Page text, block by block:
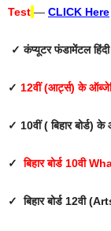
Test — CLICK Here
✓ कंप्यूटर फंडामेंटल
✓ 12वीं (आर्ट्स) के
✓ 10वीं ( बिहार बोर्ड)
✓बिहार बोर्ड 10वी
✓ बिहार बोर्ड 12वी